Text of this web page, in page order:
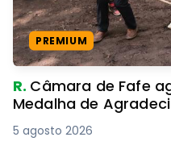
PREMIUM
R. Câmara de Fafe
Medalha de
5 agosto 2026